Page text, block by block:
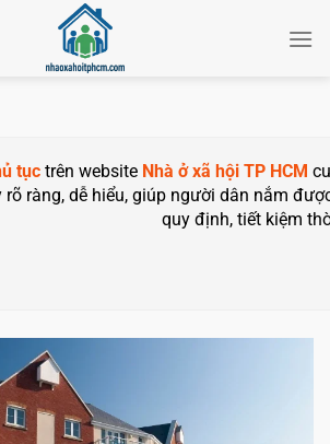
tục trên website Nhà ở xã hội TP HCM
ràng, dễ hiểu, giúp người dân nắm
quy định, tiết kiệm